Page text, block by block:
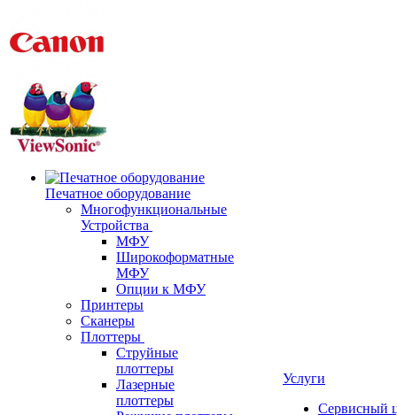
Печатное оборудование
Многофункциональные
Устройства
МФУ
Широкоформатные
МФУ
Опции к МФУ
Принтеры
Сканеры
Плоттеры
Струйные
плоттеры
Лазерные
плоттеры
Услуги
Сервисный